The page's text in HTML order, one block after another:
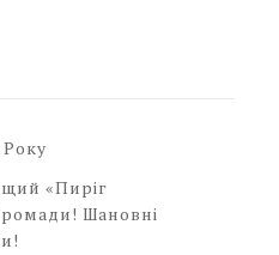
«Пиріг
Шановні